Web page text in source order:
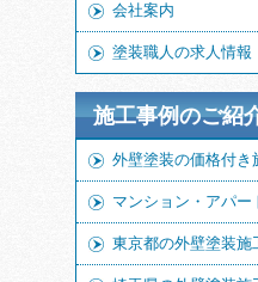
会社案内
塗装職人の求人情報
施工事例のご紹
外壁塗装の価格付き
マンション・アパー
東京都の外壁塗装施